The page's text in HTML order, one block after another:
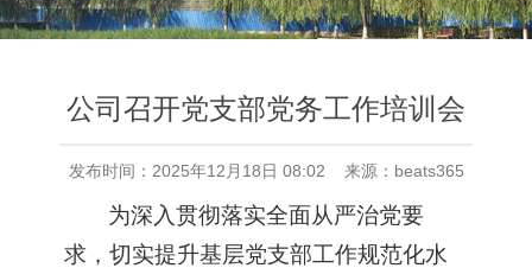
公司召开党支部党务工作培训会
发布时间：2025年12月18日 08:02 来源：beats365
为深入贯彻落实全面从严治党要
求，切实提升基层党支部工作规范化水